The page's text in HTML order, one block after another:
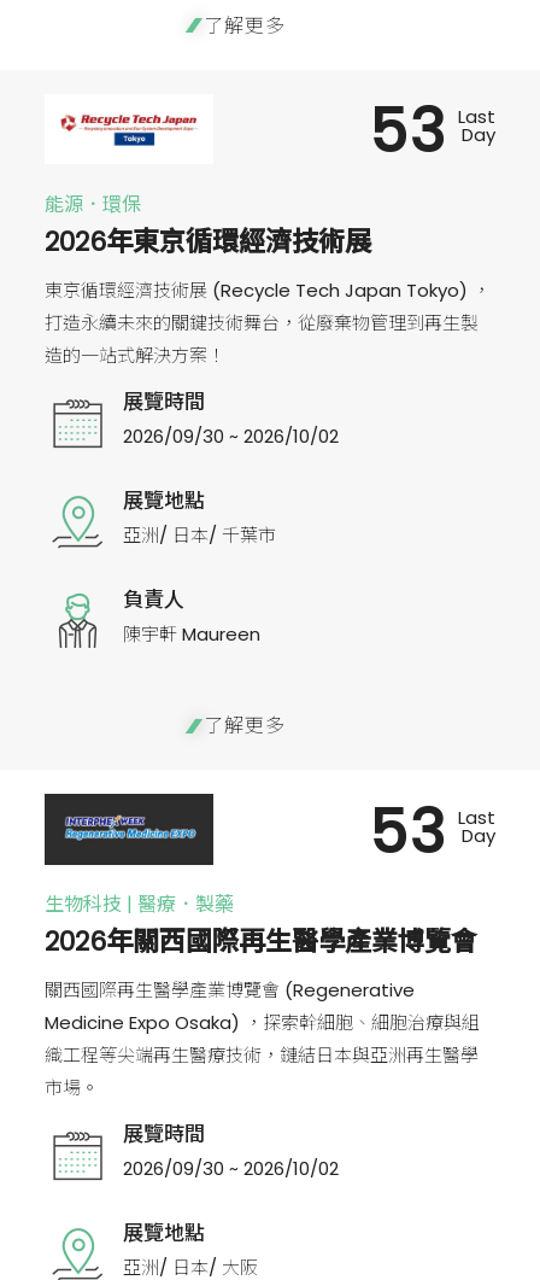
了解更多
能源．環保
2026年東京循環經濟技術展
東京循環經濟技術展 (Recycle Tech Japan Tokyo) ，
打造永續未來的關鍵技術舞台，從廢棄物管理到再生製
造的一站式解決方案！
展覽時間
2026/09/30 ~ 2026/10/02
展覽地點
亞洲/ 日本/ 千葉市
負責人
陳宇軒 Maureen
53 Last
Day
了解更多
生物科技 | 醫療．製藥
2026年關西國際再生醫學產業博覽會
關西國際再生醫學產業博覽會 (Regenerative
Medicine Expo Osaka) ，探索幹細胞、細胞治療與組
織工程等尖端再生醫療技術，鏈結日本與亞洲再生醫學
市場。
展覽時間
2026/09/30 ~ 2026/10/02
展覽地點
亞洲/ 日本/ 大阪
53 Last
Day